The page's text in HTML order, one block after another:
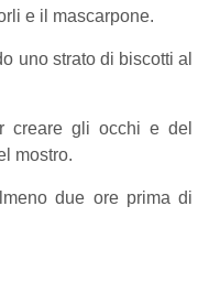
e il mascarpone.
uno strato di biscotti al
creare gli occhi e del
mostro.
due ore prima di